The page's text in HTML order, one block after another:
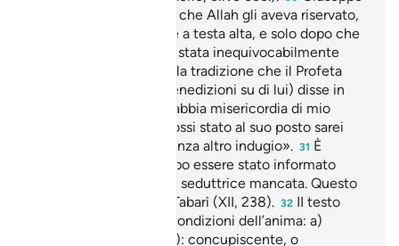
conscio della funzione che Allah gli aveva riservato,
vuole uscire di prigione a testa alta, e solo dopo che
la sua innocenza fosse stata inequivocabilmente
riconosciuta. Riferisce la tradizione che il Profeta
Muhammad (pace e benedizioni su di lui) disse in
proposito: «Che Allah abbia misericordia di mio
fratello Giuseppe, se fossi stato al suo posto sarei
uscito dalla prigione senza altro indugio». 31 È
Giuseppe che parla dopo essere stato informato
della confessione della seduttrice mancata. Questo
almeno è il parere del Tabarì (XII, 238). 32 II testo
coranico descrive tre condizioni dell’anima: a)
«ammàra» (vedi xii, 53): concupiscente, o